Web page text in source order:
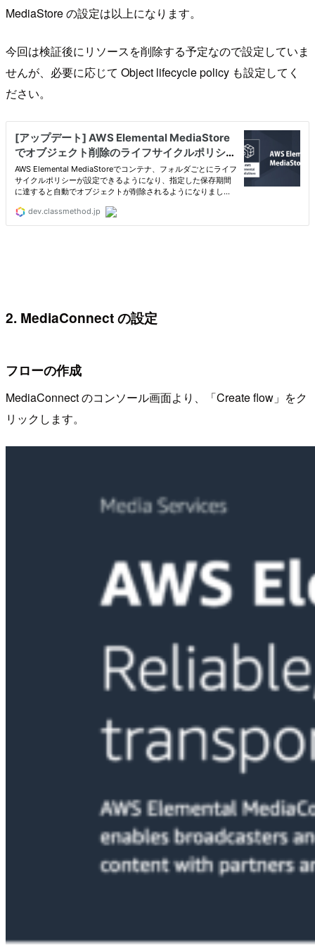
MediaStore の設定は以上になります。
今回は検証後にリソースを削除する予定なので設定していま
せんが、必要に応じて Object lifecycle policy も設定してく
ださい。
2. MediaConnect の設定
フローの作成
MediaConnect のコンソール画面より、「Create flow」をク
リックします。